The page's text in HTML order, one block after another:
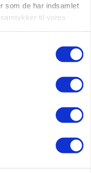
som de har indsamlet
til vores
03. aug.
udvikling søges
03. aug.